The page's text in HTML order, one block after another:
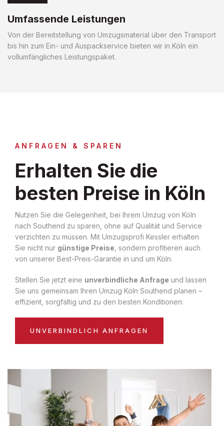
Umfassende Leistungen
Von der Bereitstellung von Umzugsmaterial über den Transport
bis hin zum Ein- und Auspackservice bieten wir in Köln ein
vollumfängliches Leistungspaket.
ANFRAGEN & SPAREN
Erhalten Sie die
besten Preise in Köln
Nutzen Sie die Gelegenheit, bei Ihrem Umzug von Köln
nach Southend zu sparen, ohne auf Qualität und Service
verzichten zu müssen. Mit Umzugsprofi Kessler erhalten
Sie nicht nur günstige Preise , sondern profitieren auch
von unserer Best-Preis-Garantie in und um Köln.
Stellen Sie jetzt eine unverbindliche Anfrage und lassen
Sie uns gemeinsam Ihren Umzug Köln Southend planen –
effizient, sorgfältig und zu den besten Konditionen:
UNVERBINDLICH ANFRAGEN